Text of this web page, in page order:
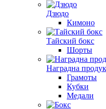
Дзюдо
Кимоно
Тайский бокс
Шорты
Наградна
Грамоты
Кубки
Медали